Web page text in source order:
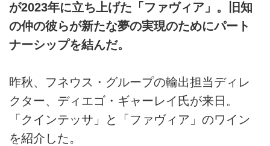
が2023年に立ち上げた「ファヴィア」。旧知
の仲の彼らが新たな夢の実現のためにパート
ナーシップを結んだ。
昨秋、フネウス・グループの輸出担当ディレ
クター、ディエゴ・ギャーレイ氏が来日。
「クインテッサ」と「ファヴィア」のワイン
を紹介した。